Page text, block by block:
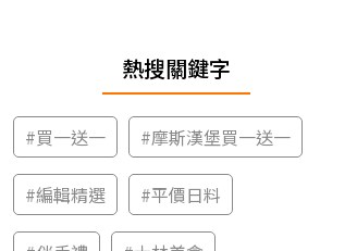
熱搜關鍵字
#買一送一 #摩斯漢堡買一送一
#編輯精選 #平價日料